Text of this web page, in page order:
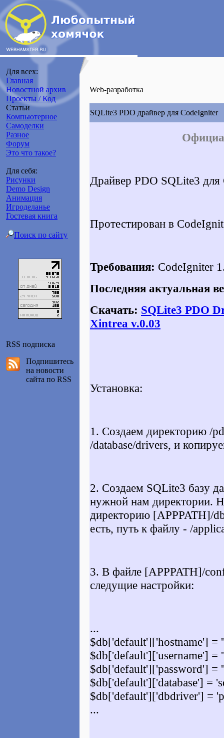
Для всех:
Главная
Новостной архив
Проекты / Код
Статьи
Компьютерное
Самоделки
Разное
Форум
Это что такое?
Для себя:
Рисунки
Demo Design
Анимация
Игроделанье
Гостевая книга
Поиск по сайту
RSS подписка
Подпишитесь
на новости
сайта по RSS
Web-разработка
SQLite3 PDO драйвер для CodeIgniter
Драйвер PDO SQLite3
Протестирован в
Требования: CodeIgniter
Последняя актуальная
Скачать: SQLite3 PDO
Xintrea v.0.03
Установка:
1. Создаем директорию /
/database/drivers, и
2. Создаем SQLite3 базу
нужной нам директории.
директорию [APPPATH]/
есть, путь к файлу - /
3. В файле [APPPATH]/
следущие настройки:
...
$db['default']['hostname'] =
$db['default']['username'] =
$db['default']['password'] =
$db['default']['database'] =
$db['default']['dbdriver'] =
...